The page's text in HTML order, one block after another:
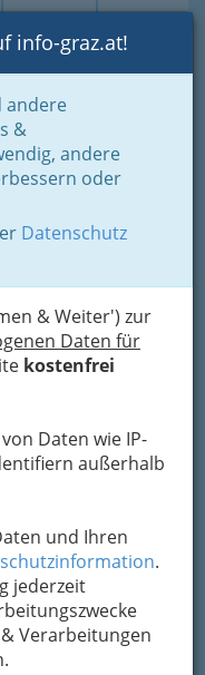
Login Toggle
info-graz.at!
andere
&
andere
oder
Datenschutz
& Weiter') zur
Daten für
kostenfrei
Daten wie IP-
außerhalb
und Ihren
.
jederzeit
Verarbeitungen
Geist und Seele
heißt
Bewegung.
des Körpers
der